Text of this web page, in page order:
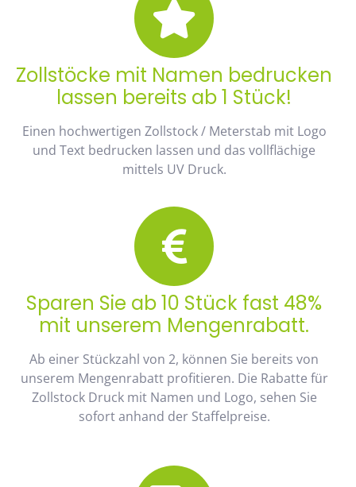
Zollstöcke mit Namen bedrucken
lassen bereits ab 1 Stück!
Einen hochwertigen Zollstock / Meterstab mit Logo
und Text bedrucken lassen und das vollflächige
mittels UV Druck.
Sparen Sie ab 10 Stück fast 48%
mit unserem Mengenrabatt.
Ab einer Stückzahl von 2, können Sie bereits von
unserem Mengenrabatt profitieren. Die Rabatte für
Zollstock Druck mit Namen und Logo, sehen Sie
sofort anhand der Staffelpreise.